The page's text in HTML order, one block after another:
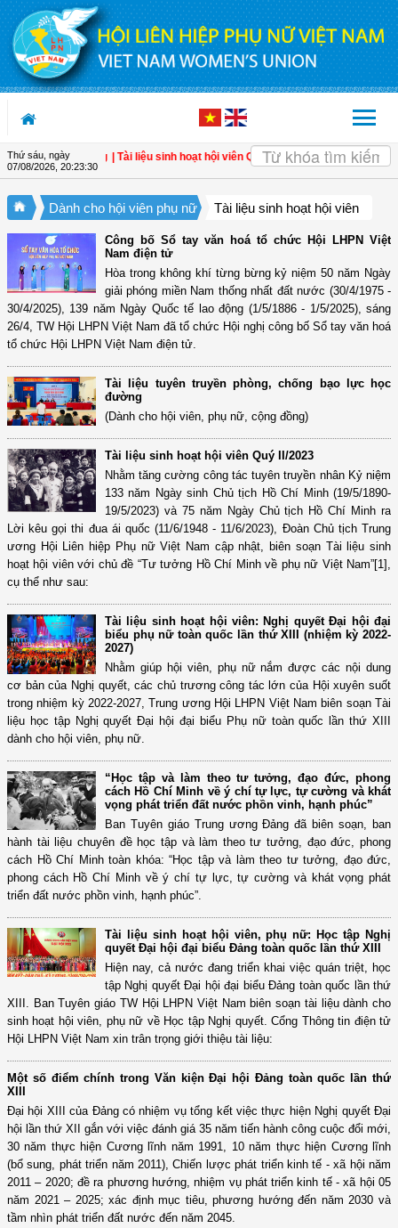
Truy cập nội dung luôn
Thứ sáu, ngày
07/08/2026, 20:23:31
học đường | Tài liệu sinh hoạt hội viên Quý II/2023 | Tài liệu sinh hoạt hội
Dành cho hội viên phụ nữ Tài liệu sinh hoạt hội viên
Công bố Sổ tay văn hoá tổ chức Hội LHPN Việt
Nam điện tử
Hòa trong không khí từng bừng kỷ niệm 50 năm Ngày
giải phóng miền Nam thống nhất đất nước (30/4/1975 -
30/4/2025), 139 năm Ngày Quốc tế lao động (1/5/1886 - 1/5/2025), sáng
26/4, TW Hội LHPN Việt Nam đã tổ chức Hội nghị công bố Sổ tay văn hoá
tổ chức Hội LHPN Việt Nam điện tử.
Tài liệu tuyên truyền phòng, chống bạo lực học
đường
(Dành cho hội viên, phụ nữ, cộng đồng)
Tài liệu sinh hoạt hội viên Quý II/2023
Nhằm tăng cường công tác tuyên truyền nhân Kỷ niệm
133 năm Ngày sinh Chủ tịch Hồ Chí Minh (19/5/1890-
19/5/2023) và 75 năm Ngày Chủ tịch Hồ Chí Minh ra
Lời kêu gọi thi đua ái quốc (11/6/1948 - 11/6/2023), Đoàn Chủ tịch Trung
ương Hội Liên hiệp Phụ nữ Việt Nam cập nhật, biên soạn Tài liệu sinh
hoạt hội viên với chủ đề “Tư tưởng Hồ Chí Minh về phụ nữ Việt Nam”[1],
cụ thể như sau:
Tài liệu sinh hoạt hội viên: Nghị quyết Đại hội đại
biểu phụ nữ toàn quốc lần thứ XIII (nhiệm kỳ 2022-
2027)
Nhằm giúp hội viên, phụ nữ nắm được các nội dung
cơ bản của Nghị quyết, các chủ trương công tác lớn của Hội xuyên suốt
trong nhiệm kỳ 2022-2027, Trung ương Hội LHPN Việt Nam biên soạn Tài
liệu học tập Nghị quyết Đại hội đại biểu Phụ nữ toàn quốc lần thứ XIII
dành cho hội viên, phụ nữ.
“Học tập và làm theo tư tưởng, đạo đức, phong
cách Hồ Chí Minh về ý chí tự lực, tự cường và khát
vọng phát triển đất nước phồn vinh, hạnh phúc”
Ban Tuyên giáo Trung ương Đảng đã biên soạn, ban
hành tài liệu chuyên đề học tập và làm theo tư tưởng, đạo đức, phong
cách Hồ Chí Minh toàn khóa: “Học tập và làm theo tư tưởng, đạo đức,
phong cách Hồ Chí Minh về ý chí tự lực, tự cường và khát vọng phát
triển đất nước phồn vinh, hạnh phúc”.
Tài liệu sinh hoạt hội viên, phụ nữ: Học tập Nghị
quyết Đại hội đại biểu Đảng toàn quốc lần thứ XIII
Hiện nay, cả nước đang triển khai việc quán triệt, học
tập Nghị quyết Đại hội đại biểu Đảng toàn quốc lần thứ
XIII. Ban Tuyên giáo TW Hội LHPN Việt Nam biên soạn tài liệu dành cho
sinh hoạt hội viên, phụ nữ về Học tập Nghị quyết. Cổng Thông tin điện tử
Hội LHPN Việt Nam xin trân trọng giới thiệu tài liệu:
Một số điểm chính trong Văn kiện Đại hội Đảng toàn quốc lần thứ
XIII
Đại hội XIII của Đảng có nhiệm vụ tổng kết việc thực hiện Nghị quyết Đại
hội lần thứ XII gắn với việc đánh giá 35 năm tiến hành công cuộc đổi mới,
30 năm thực hiện Cương lĩnh năm 1991, 10 năm thực hiện Cương lĩnh
(bổ sung, phát triển năm 2011), Chiến lược phát triển kinh tế - xã hội năm
2011 – 2020; đề ra phương hướng, nhiệm vụ phát triển kinh tế - xã hội 05
năm 2021 – 2025; xác định mục tiêu, phương hướng đến năm 2030 và
tầm nhìn phát triển đất nước đến năm 2045.